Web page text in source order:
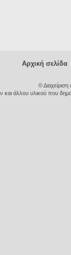
Αρχική σελίδα
©
άλλου υλικού που